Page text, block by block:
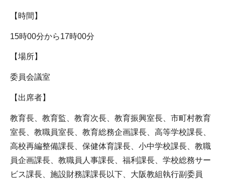
【時間】
15時00分から17時00分
【場所】
委員会議室
【出席者】
教育長、教育監、教育次長、教育振興室長、市町村教育
室長、教職員室長、教育総務企画課長、高等学校課長、
高校再編整備課長、保健体育課長、小中学校課長、教職
員企画課長、教職員人事課長、福利課長、学校総務サー
ビス課長、施設財務課課長以下、大阪教組執行副委員